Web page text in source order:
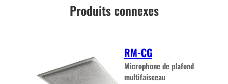
Produits connexes
RM-CG
Microphone de plafond
multifaisceau